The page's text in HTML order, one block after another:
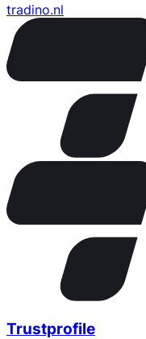
tradino.nl
Trustprofile